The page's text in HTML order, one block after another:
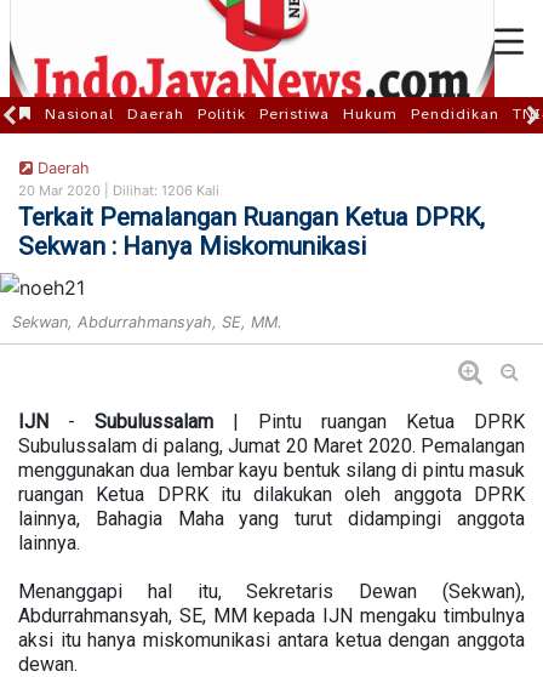
Nasional Daerah Politik Peristiwa Hukum Pendidikan
Daerah
20 Mar 2020 | Dilihat: 1206 Kali
Terkait Pemalangan Ruangan Ketua DPRK,
Sekwan : Hanya Miskomunikasi
Sekwan, Abdurrahmansyah, SE, MM.
IJN - Subulussalam | Pintu ruangan Ketua DPRK
Subulussalam di palang, Jumat 20 Maret 2020. Pemalangan
menggunakan dua lembar kayu bentuk silang di pintu masuk
ruangan Ketua DPRK itu dilakukan oleh anggota DPRK
lainnya, Bahagia Maha yang turut didampingi anggota
lainnya.
Menanggapi hal itu, Sekretaris Dewan (Sekwan),
Abdurrahmansyah, SE, MM kepada IJN mengaku timbulnya
aksi itu hanya miskomunikasi antara ketua dengan anggota
dewan.